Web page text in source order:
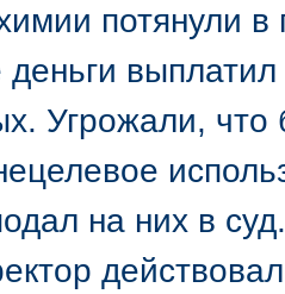
потянули в
Угрожали, что
на них в